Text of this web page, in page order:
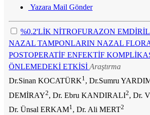
Yazara Mail Gönder
%0.2'LİK NİTROFURAZON
NAZAL TAMPONLARIN NAZAL
POSTOPERATİF ENFEKTİF
ÖNLEMEDEKİ ETKİSİ Araştırma
Dr.Sinan KOCATÜRK1, Dr.Sumru
DEMİRAY2, Dr. Ebru KANDIRALI2, Dr.
Dr. Ünsal ERKAM1 , Dr. Ali MERT2